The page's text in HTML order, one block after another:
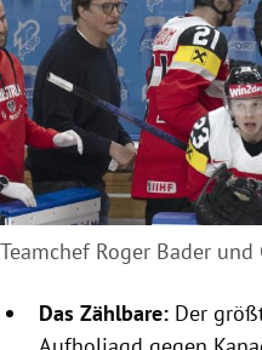
Teamchef Roger Bader
Das Zählbare: Der